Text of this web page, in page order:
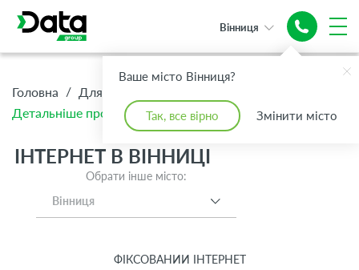
Ваше місто Вінниця?
Так, все вірно Змінити місто
Вінниця
Головна / Для Дому
Детальніше про тариф Преміум
ІНТЕРНЕТ В ВІННИЦІ
Обрати інше місто:
Вінниця
ФІКСОВАНИЙ ІНТЕРНЕТ